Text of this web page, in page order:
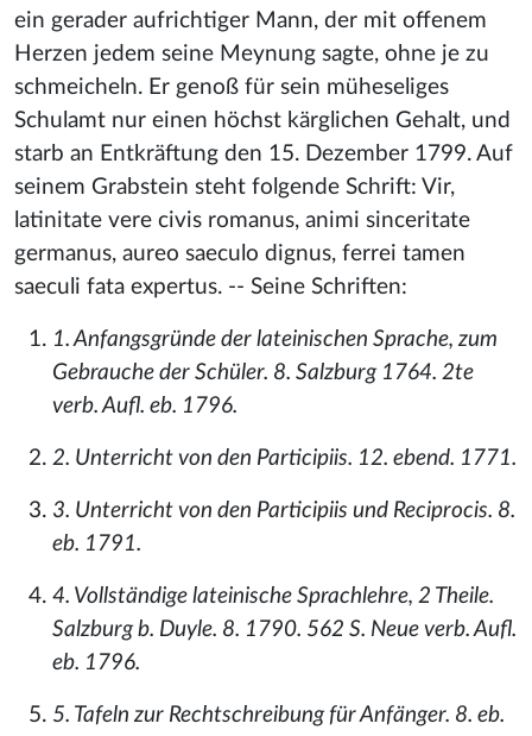
ein gerader aufrichtiger Mann, der mit offenem
Herzen jedem seine Meynung sagte, ohne je zu
schmeicheln. Er genoß für sein müheseliges
Schulamt nur einen höchst kärglichen Gehalt, und
starb an Entkräftung den 15. Dezember 1799. Auf
seinem Grabstein steht folgende Schrift: Vir,
latinitate vere civis romanus, animi sinceritate
germanus, aureo saeculo dignus, ferrei tamen
saeculi fata expertus. -- Seine Schriften:
1. Anfangsgründe der lateinischen Sprache, zum
Gebrauche der Schüler. 8. Salzburg 1764. 2te
verb. Aufl. eb. 1796.
2. Unterricht von den Participiis. 12. ebend. 1771.
3. Unterricht von den Participiis und Reciprocis. 8.
eb. 1791.
4. Vollständige lateinische Sprachlehre, 2 Theile.
Salzburg b. Duyle. 8. 1790. 562 S. Neue verb. Aufl.
eb. 1796.
5. Tafeln zur Rechtschreibung für Anfänger. 8. eb.